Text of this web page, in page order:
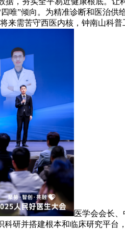
唯”倾向。为精准诊断和医治供
来需苦守西医内核，钟南山科
医学会会长
研并搭建根本和临床研究平台